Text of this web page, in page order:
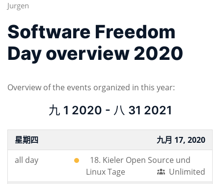
Jurgen
Software Freedom
Day overview 2020
Overview of the events organized in this year:
九 1 2020 - 八 31 2021
星期四
九月 17, 2020
all day
18. Kieler Open Source und
Linux Tage
Unlimited